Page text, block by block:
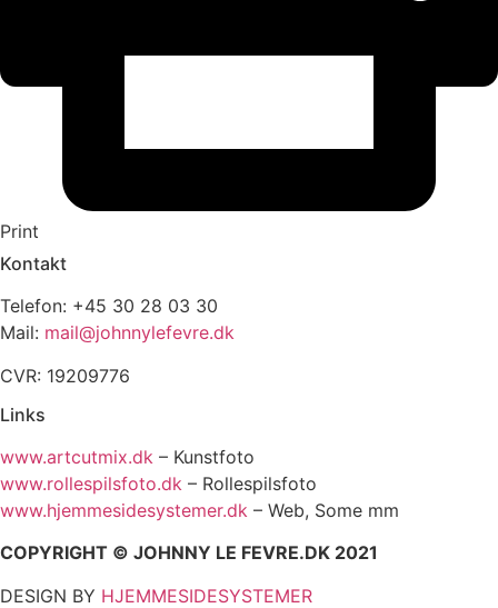
Print
Kontakt
Telefon: +45 30 28 03 30
Mail: mail@johnnylefevre.dk
CVR: 19209776
Links
www.artcutmix.dk – Kunstfoto
www.rollespilsfoto.dk – Rollespilsfoto
www.hjemmesidesystemer.dk – Web, Some mm
COPYRIGHT © JOHNNY LE FEVRE.DK 2021
DESIGN BY HJEMMESIDESYSTEMER